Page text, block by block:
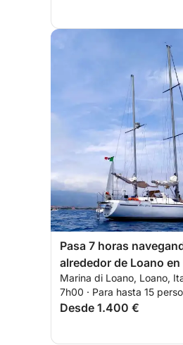
Pasa 7 horas
alrededor de Loano
Marina di Loano, Loano,
7h00 · Para hasta 15
Desde 1.400 €